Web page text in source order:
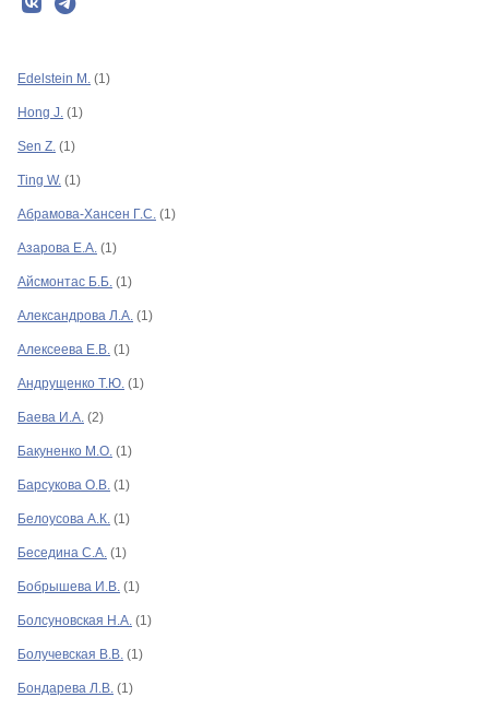
Рубрики
Авторы
Edelstein M. (1)
Hong J. (1)
Sen Z. (1)
Ting W. (1)
Абрамова-Хансен Г.С. (1)
Азарова Е.А. (1)
Айсмонтас Б.Б. (1)
Александрова Л.А. (1)
Алексеева Е.В. (1)
Андрущенко Т.Ю. (1)
Баева И.А. (2)
Бакуненко М.О. (1)
Барсукова О.В. (1)
Белоусова А.К. (1)
Беседина С.А. (1)
Бобрышева И.В. (1)
Болсуновская Н.А. (1)
Болучевская В.В. (1)
Бондарева Л.В. (1)